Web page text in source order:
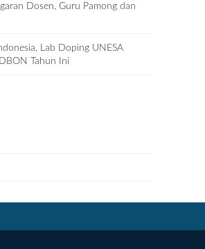
Dosen, Guru Pamong dan
Lab Doping UNESA
Tahun Ini